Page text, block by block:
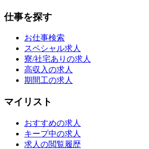
仕事を探す
お仕事検索
スペシャル求人
寮/社宅ありの求人
高収入の求人
期間工の求人
マイリスト
おすすめの求人
キープ中の求人
求人の閲覧履歴